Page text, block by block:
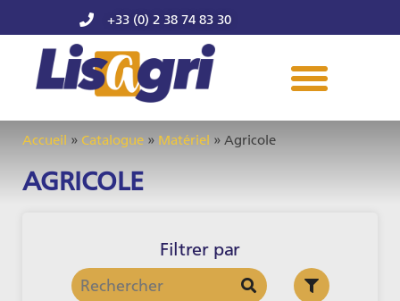
+33 (0) 2 38 74 83 30
Accueil » Catalogue » Matériel » Agricole
AGRICOLE
Filtrer par